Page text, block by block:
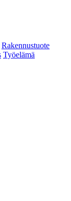
Rakennustuote
Työelämä